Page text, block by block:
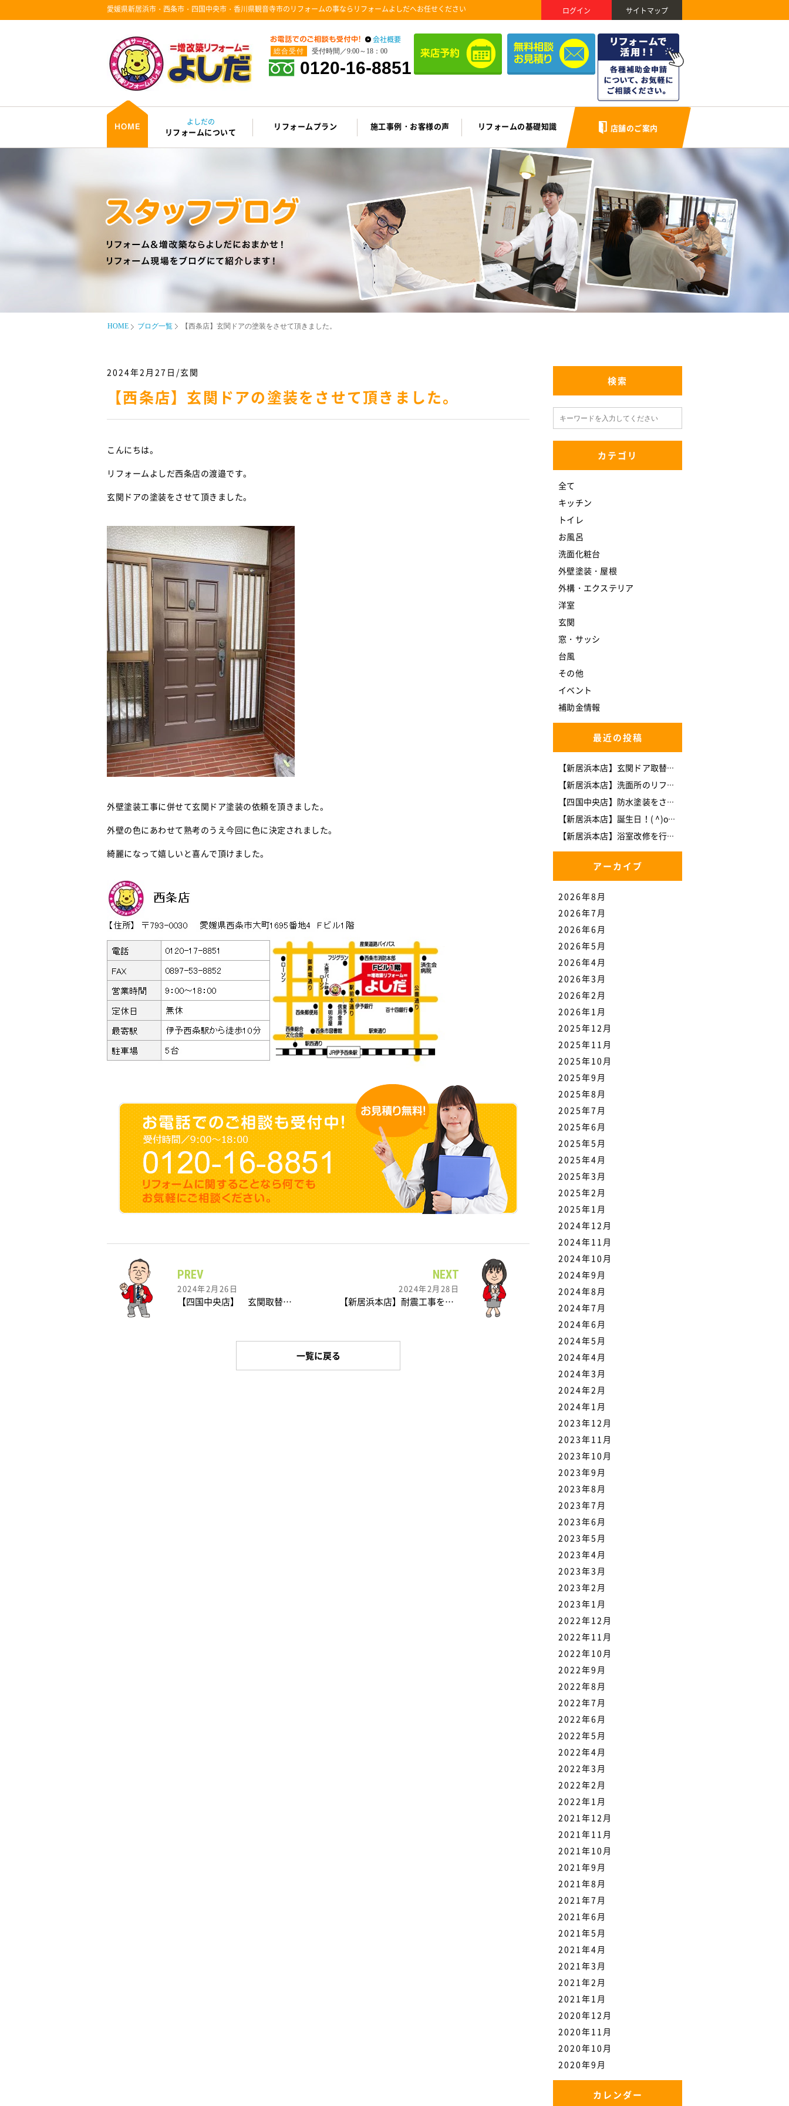
愛媛県新居浜市・西条市・四国中央市・香川県観音寺市のリフォームの事ならリフォームよしだへお任せください サイトマップ
ログイン
会社概要
総合受付 受付時間／9:00～18：00
0120-16-8851
よしだの
リフォームについて
リフォームプラン 施工事例・お客様の声 リフォームの基礎知識 店舗のご案内
HOME ブログ一覧 【西条店】玄関ドアの塗装をさせて頂きました。
2024年2月27日/玄関
【西条店】玄関ドアの塗装をさせて頂きました。
こんにちは。
リフォームよしだ西条店の渡邉です。
玄関ドアの塗装をさせて頂きました。
外壁塗装工事に併せて玄関ドア塗装の依頼を頂きました。
外壁の色にあわせて熟考のうえ今回に色に決定されました。
綺麗になって嬉しいと喜んで頂けました。
PREV
2024年2月26日
【四国中央店】 玄関取替工事を行いました。
NEXT
2024年2月28日
【新居浜本店】耐震工事を行いました。
一覧に戻る
検索
カテゴリ
全て
キッチン
トイレ
お風呂
洗面化粧台
外壁塗装・屋根
外構・エクステリア
洋室
玄関
窓・サッシ
台風
その他
イベント
補助金情報
最近の投稿
【新居浜本店】玄関ドア取替工事(*^-^*)
【新居浜本店】洗面所のリフォームを行いました。
【四国中央店】防水塗装をさせて頂きました。
【新居浜本店】誕生日！( ^)o(^ )
【新居浜本店】浴室改修を行いました。
アーカイブ
2026年8月
2026年7月
2026年6月
2026年5月
2026年4月
2026年3月
2026年2月
2026年1月
2025年12月
2025年11月
2025年10月
2025年9月
2025年8月
2025年7月
2025年6月
2025年5月
2025年4月
2025年3月
2025年2月
2025年1月
2024年12月
2024年11月
2024年10月
2024年9月
2024年8月
2024年7月
2024年6月
2024年5月
2024年4月
2024年3月
2024年2月
2024年1月
2023年12月
2023年11月
2023年10月
2023年9月
2023年8月
2023年7月
2023年6月
2023年5月
2023年4月
2023年3月
2023年2月
2023年1月
2022年12月
2022年11月
2022年10月
2022年9月
2022年8月
2022年7月
2022年6月
2022年5月
2022年4月
2022年3月
2022年2月
2022年1月
2021年12月
2021年11月
2021年10月
2021年9月
2021年8月
2021年7月
2021年6月
2021年5月
2021年4月
2021年3月
2021年2月
2021年1月
2020年12月
2020年11月
2020年10月
2020年9月
カレンダー